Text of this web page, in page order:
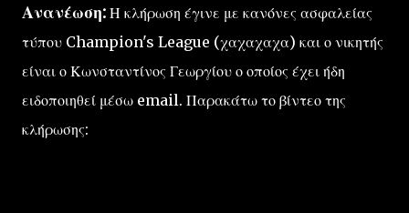
Ανανέωση: Η κλήρωση έγινε με κανόνες ασφαλείας
τύπου Champion's League (χαχαχαχα) και ο νικητής
είναι ο Κωνσταντίνος Γεωργίου ο οποίος έχει ήδη
ειδοποιηθεί μέσω email. Παρακάτω το βίντεο της
κλήρωσης: